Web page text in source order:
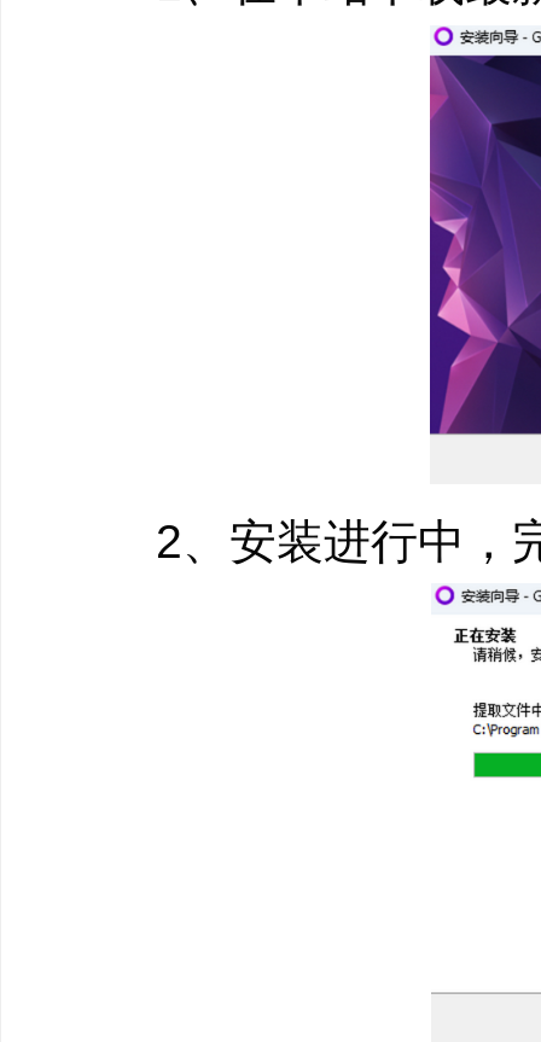
游戏内界面 新功
在游戏中按下
看您强大的PC能达到
屏幕截图 新功能
在所有支持游戏内
永久保存精彩瞬间—
多人游戏与匹配
GOG Galaxy支持
敌人。
启用了跨平台对战
供联机游戏功能。因
和朋友一起玩的理由。
2、安装进行中，